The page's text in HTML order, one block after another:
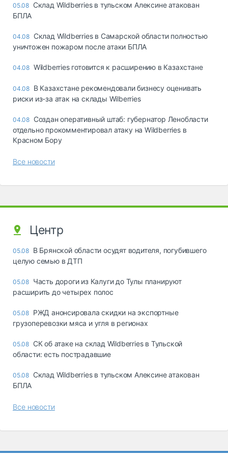
05.08 Склад Wildberries в тульском Алексине атакован
БПЛА
04.08 Склад Wildberries в Самарской области полностью
уничтожен пожаром после атаки БПЛА
04.08 Wildberries готовится к расширению в Казахстане
04.08 В Казахстане рекомендовали бизнесу оценивать
риски из-за атак на склады Wilberries
04.08 Создан оперативный штаб: губернатор Ленобласти
отдельно прокомментировал атаку на Wildberries в
Красном Бору
Все новости
Центр
05.08 В Брянской области осудят водителя, погубившего
целую семью в ДТП
05.08 Часть дороги из Калуги до Тулы планируют
расширить до четырех полос
05.08 РЖД анонсировала скидки на экспортные
грузоперевозки мяса и угля в регионах
05.08 СК об атаке на склад Wildberries в Тульской
области: есть пострадавшие
05.08 Склад Wildberries в тульском Алексине атакован
БПЛА
Все новости